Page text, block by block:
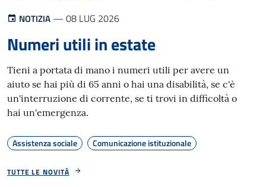
NOTIZIA — 08 LUG 2026
Numeri utili in estate
Tieni a portata di mano i numeri utili per avere un
aiuto se hai più di 65 anni o hai una disabilità, se c'è
un'interruzione di corrente, se ti trovi in difficoltà o
hai un'emergenza.
Assistenza sociale Comunicazione istituzionale
TUTTE LE NOVITÀ
08
LUG
2026